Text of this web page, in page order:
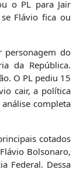
o PL para Jair
Flávio fica ou
personagem do
da República.
O PL pediu 15
cair, a política
completa
cotados
Bolsonaro,
Federal. Dessa